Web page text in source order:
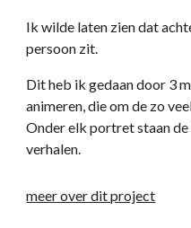
Ik wilde laten zien dat
persoon zit.
Dit heb ik gedaan door 3
animeren, die om de zo
Onder elk portret staan
verhalen.
meer over dit project